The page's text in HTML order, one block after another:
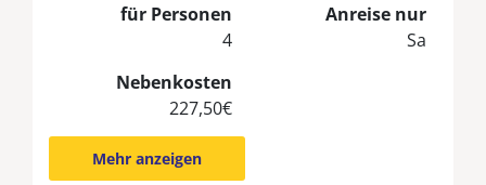
für Personen
4
Anreise nur
Sa
Nebenkosten
227,50€
Mehr anzeigen